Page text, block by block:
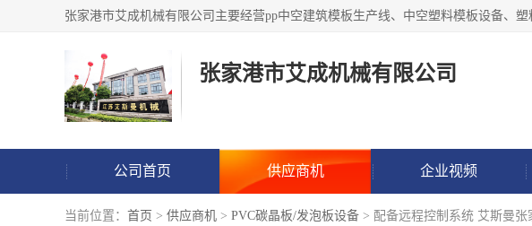
张家港市艾成机械有限公司
公司首页 供应商机 企业视频
当前位置： 首页 > 供应商机 > PVC碳晶板/发泡板设备 > 配备远程控制系统 艾斯曼